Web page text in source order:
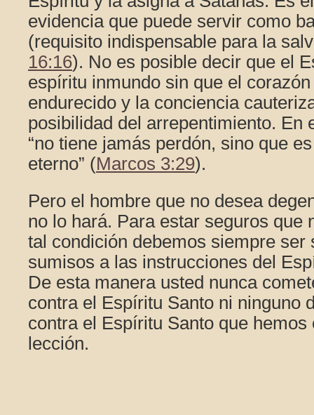
evidencia que puede servir como
(requisito indispensable para la
16:16). No es posible decir que el
espíritu inmundo sin que el
endurecido y la conciencia
posibilidad del arrepentimiento. En
“no tiene jamás perdón, sino que
eterno” (Marcos 3:29).
Pero el hombre que no desea
no lo hará. Para estar seguros que
tal condición debemos siempre ser
sumisos a las instrucciones del
De esta manera usted nunca
contra el Espíritu Santo ni ninguno
contra el Espíritu Santo que hemos
lección.